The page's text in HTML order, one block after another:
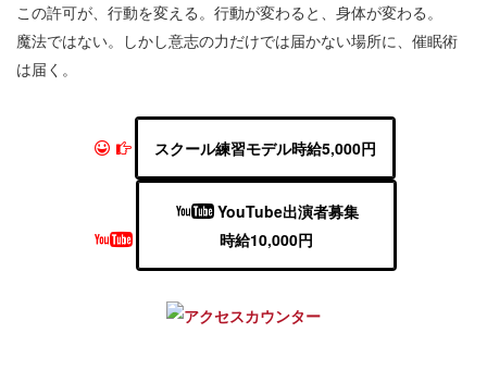
この許可が、行動を変える。行動が変わると、身体が変わる。
魔法ではない。しかし意志の力だけでは届かない場所に、催眠術
は届く。
スクール練習モデル時給5,000円
YouTube出演者募集
時給10,000円